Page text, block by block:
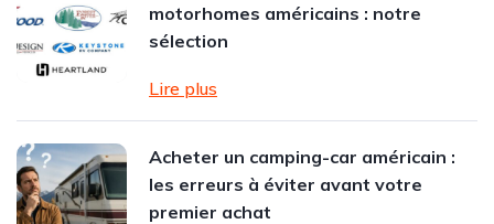
motorhomes américains : notre
sélection
Lire plus
Acheter un camping-car américain :
les erreurs à éviter avant votre
premier achat